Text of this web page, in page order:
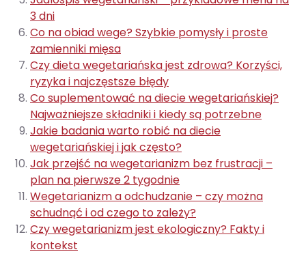
3 dni
Co na obiad wege? Szybkie pomysły i proste
zamienniki mięsa
Czy dieta wegetariańska jest zdrowa? Korzyści,
ryzyka i najczęstsze błędy
Co suplementować na diecie wegetariańskiej?
Najważniejsze składniki i kiedy są potrzebne
Jakie badania warto robić na diecie
wegetariańskiej i jak często?
Jak przejść na wegetarianizm bez frustracji –
plan na pierwsze 2 tygodnie
Wegetarianizm a odchudzanie – czy można
schudnąć i od czego to zależy?
Czy wegetarianizm jest ekologiczny? Fakty i
kontekst